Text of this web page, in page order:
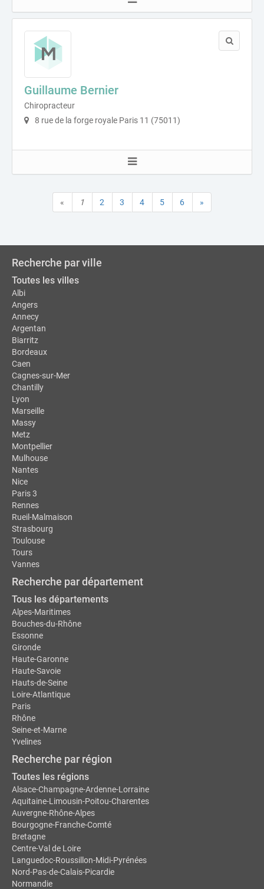
Guillaume Bernier
Chiropracteur
8 rue de la forge royale Paris 11 (75011)
« 1 2 3 4 5 6 »
Recherche par ville
Toutes les villes
Albi
Angers
Annecy
Argentan
Biarritz
Bordeaux
Caen
Cagnes-sur-Mer
Chantilly
Lyon
Marseille
Massy
Metz
Montpellier
Mulhouse
Nantes
Nice
Paris 3
Rennes
Rueil-Malmaison
Strasbourg
Toulouse
Tours
Vannes
Recherche par département
Tous les départements
Alpes-Maritimes
Bouches-du-Rhône
Essonne
Gironde
Haute-Garonne
Haute-Savoie
Hauts-de-Seine
Loire-Atlantique
Paris
Rhône
Seine-et-Marne
Yvelines
Recherche par région
Toutes les régions
Alsace-Champagne-Ardenne-Lorraine
Aquitaine-Limousin-Poitou-Charentes
Auvergne-Rhône-Alpes
Bourgogne-Franche-Comté
Bretagne
Centre-Val de Loire
Languedoc-Roussillon-Midi-Pyrénées
Nord-Pas-de-Calais-Picardie
Normandie